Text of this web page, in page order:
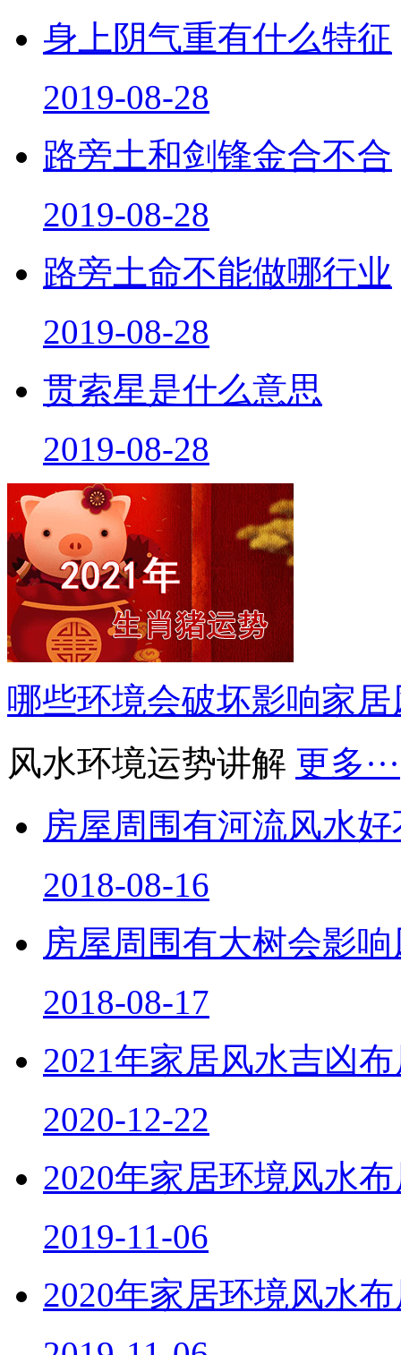
身上阴气重有什么特征
2019-08-28
路旁土和剑锋金合不合
2019-08-28
路旁土命不能做哪行业
2019-08-28
贯索星是什么意思
2019-08-28
哪些环境会破坏影响家居
风水环境运势讲解 更多···
房屋周围有河流风水
2018-08-16
房屋周围有大树会影
2018-08-17
2021年家居风水吉凶
2020-12-22
2020年家居环境风水
2019-11-06
2020年家居环境风水